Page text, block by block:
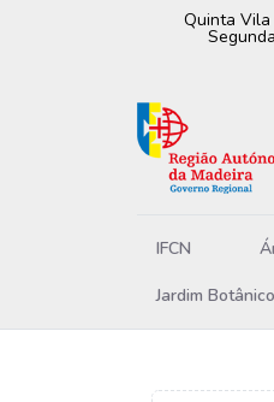
Quinta Vila
IFCN
Jardim